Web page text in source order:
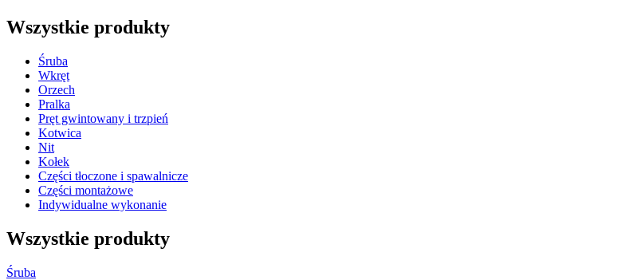
Wszystkie produkty
Śruba
Wkręt
Orzech
Pralka
Pręt gwintowany i trzpień
Kotwica
Nit
Kołek
Części tłoczone i spawalnicze
Części montażowe
Indywidualne wykonanie
Wszystkie produkty
Śruba